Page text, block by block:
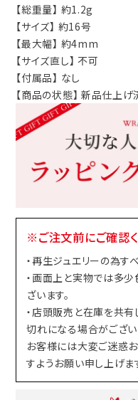
【総重量】 約1.2g
【サイズ】 約16号
【最大幅】 約4mm
【サイズ直し】 不可
【付属品】 なし
【商品の状態】 新品仕上げ
※ご注文前にご確認
・再生ジュエリーの為す
・画面上と実物では多
ざいます。
・店頭販売と在庫を共有
切れになる場合がござい
お客様には大変ご迷惑
すようお願い申し上げま